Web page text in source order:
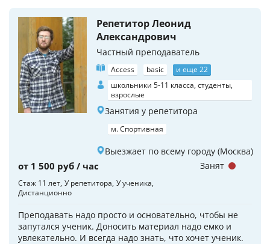
Репетитор Леонид
Александрович
Частный преподаватель
Access basic
и еще 22
школьники 5-11 класса, студенты,
взрослые
Занятия у репетитора
м. Спортивная
Выезжает по всему городу (Москва)
от 1 500 руб / час
Стаж 11 лет У репетитора У ученика
Дистанционно
Преподавать надо просто и основательно, чтобы не
запутался ученик. Доносить материал надо емко и
увлекательно. И всегда надо знать, что хочет ученик.
Занят